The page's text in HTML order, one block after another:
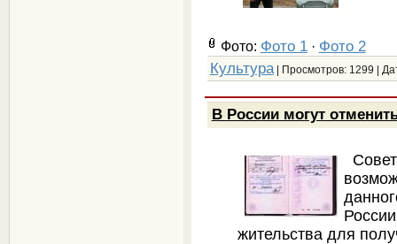
Фото: Фото 1· Фото 2
Культура| Просмотров: 1299 |
В России могут
жительства для